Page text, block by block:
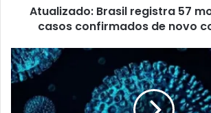
Atualizado: Brasil registra 57
casos confirmados de novo